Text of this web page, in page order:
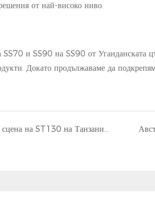
от най-високо ниво.
SS70 и SS90 на SS90 от Уганданската
Докато продължаваме да
Трейлъри за мобилна сцена на ST130 на Танзания: Готов за действие